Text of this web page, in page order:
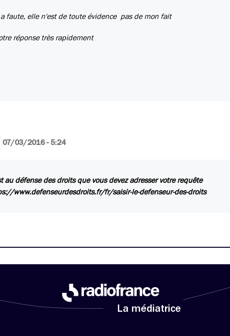
faute, elle n'est de toute évidence pas de mon fait
réponse très rapidement
07/03/2016 - 5:24
au défense des droits que vous devez adresser votre requête
www.defenseurdesdroits.fr/fr/saisir-le-defenseur-des-droits
La médiatrice